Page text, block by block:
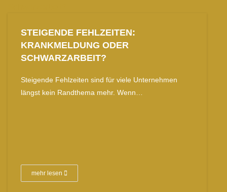
STEIGENDE FEHLZEITEN:
KRANKMELDUNG ODER
SCHWARZARBEIT?
Steigende Fehlzeiten sind für viele Unternehmen
längst kein Randthema mehr. Wenn…
mehr lesen